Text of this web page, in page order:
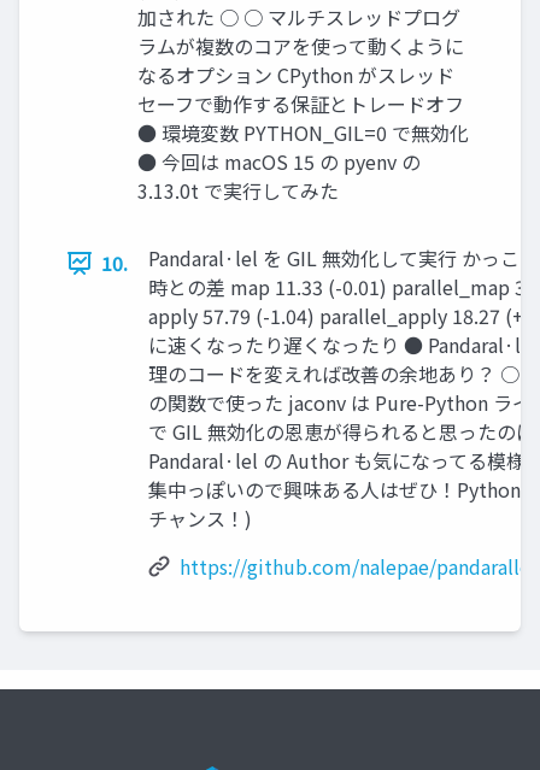
加された ○ ○ マルチスレッドプログ
ラムが複数のコアを使って動くように
なるオプション CPython がスレッド
セーフで動作する保証とトレードオフ
● 環境変数 PYTHON_GIL=0 で無効化
● 今回は macOS 15 の pyenv の
3.13.0t で実行してみた
10.
Pandaral·lel を GIL 無効化して実行 かっこ
時との差 map 11.33 (-0.01) parallel_map
apply 57.79 (-1.04) parallel_apply 18.27
に速くなったり遅くなったり ●
理のコードを変えれば改善の余地あり？ ○
の関数で使った jaconv は Pure-Python ライ
で GIL 無効化の恩恵が得られると思ったの
Pandaral·lel の Author も気になってる模様
集中っぽいので興味ある人はぜひ！Python
チャンス！)
https://github.com/nalepae/